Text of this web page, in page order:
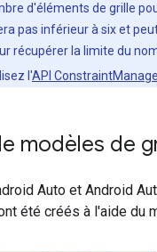
d'éléments de grille
pas inférieur à six et
récupérer la limite du
l'API
modèles de
Auto et Android
été créés à l'aide du